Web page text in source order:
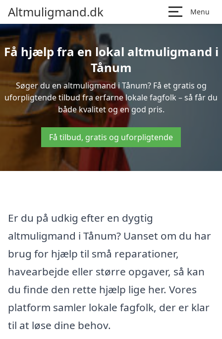
Altmuligmand.dk Menu
Få hjælp fra en lokal altmuligmand i
Tånum
Søger du en altmuligmand i Tånum? Få et gratis og
uforpligtende tilbud fra erfarne lokale fagfolk – så får du
både kvalitet og en god pris.
Få tilbud, gratis og uforpligtende
Er du på udkig efter en dygtig
altmuligmand i Tånum? Uanset om du har
brug for hjælp til små reparationer,
havearbejde eller større opgaver, så kan
du finde den rette hjælp lige her. Vores
platform samler lokale fagfolk, der er klar
til at løse dine behov.